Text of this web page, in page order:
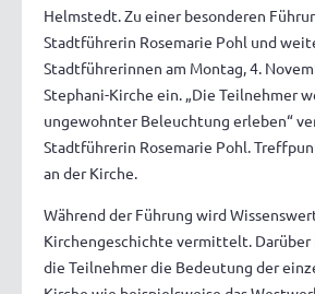
Helmstedt. Zu einer besonderen
Stadtführerin Rosemarie Pohl und
Stadtführerinnen am Montag, 4.
Stephani-Kirche ein. „Die Teilnehmer
ungewohnter Beleuchtung erleben“
Stadtführerin Rosemarie Pohl.
an der Kirche.
Während der Führung wird
Kirchengeschichte vermittelt. Darüber
die Teilnehmer die Bedeutung der